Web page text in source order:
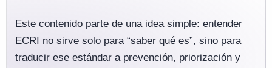
Este contenido parte de una idea simple: entender
ECRI no sirve solo para “saber qué es”, sino para
traducir ese estándar a prevención, priorización y